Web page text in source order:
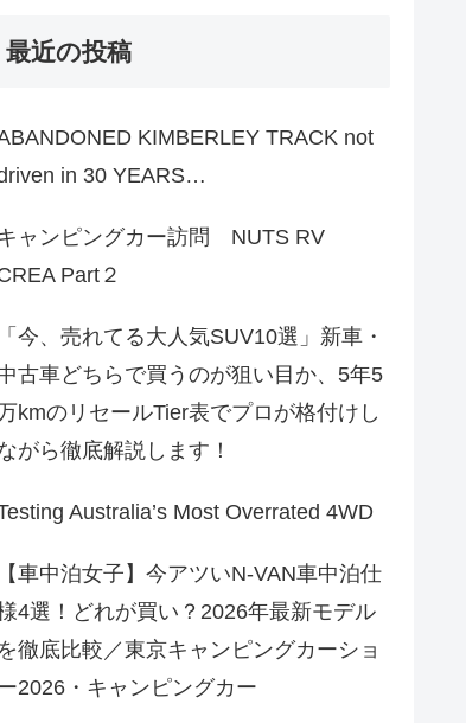
最近の投稿
KIMBERLEY TRACK not
in 30 YEARS…
ャンピングカー訪問 NUTS RV
Part２
「今、売れてる大人気SUV10選」新車・
古車どちらで買うのが狙い目か、5年5
kmのリセールTier表でプロが格付けし
がら徹底解説します！
Australia’s Most Overrated 4WD
【車中泊女子】今アツいN-VAN車中泊仕
4選！どれが買い？2026年最新モデル
を徹底比較／東京キャンピングカーショ
2026・キャンピングカー